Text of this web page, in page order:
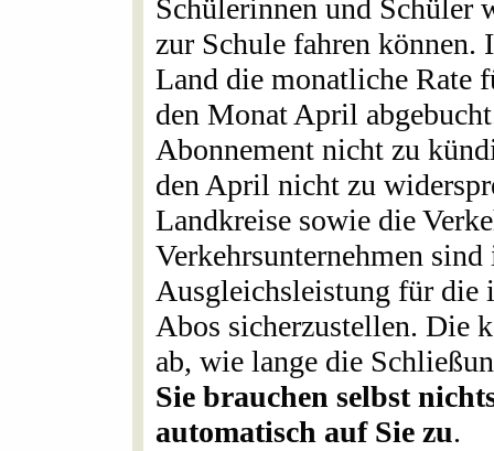
Schülerinnen und Schüler
zur Schule fahren
Land die monatliche Rate
den Monat April
Abonnement nicht zu
den April nicht zu
Landkreise sowie die
Verkehrsunternehmen
Ausgleichsleistung für die
Abos sicherzustellen. Die
ab, wie lange die
Sie brauchen selbst
automatisch auf Sie zu.